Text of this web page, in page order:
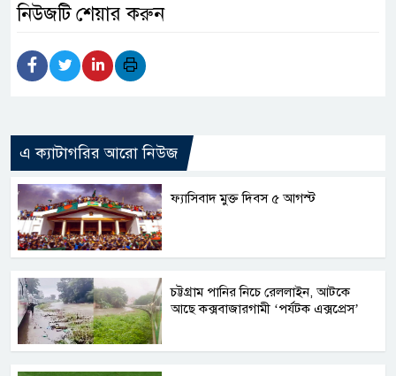
নিউজটি শেয়ার করুন
এ ক্যাটাগরির আরো নিউজ
ফ্যাসিবাদ মুক্ত দিবস ৫ আগস্ট
চট্টগ্রাম পানির নিচে রেললাইন, আটকে
আছে কক্সবাজারগামী ‘পর্যটক এক্সপ্রেস’